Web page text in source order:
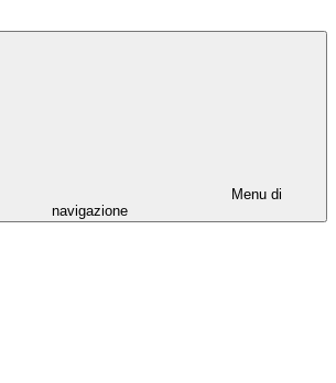
Menu di
navigazione